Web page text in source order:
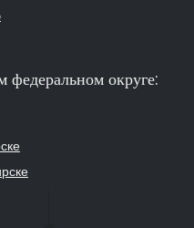
федеральном округе: